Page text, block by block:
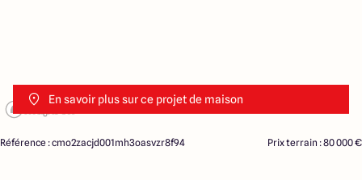
En savoir plus sur ce projet de maison
Référence : cmo2zacjd001mh3oasvzr8f94 Prix terrain : 80 000 €